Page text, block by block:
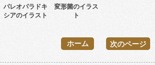
パレオパラドキ
シアのイラスト
変形菌のイラス
ト
次のページ
ホーム